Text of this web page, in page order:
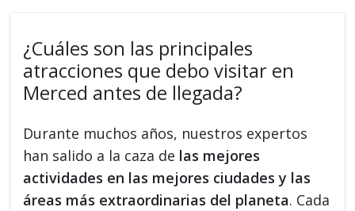
¿Cuáles son las principales
atracciones que debo visitar en
Merced antes de llegada?
Durante muchos años, nuestros expertos
han salido a la caza de las mejores
actividades en las mejores ciudades y las
áreas más extraordinarias del planeta. Cada